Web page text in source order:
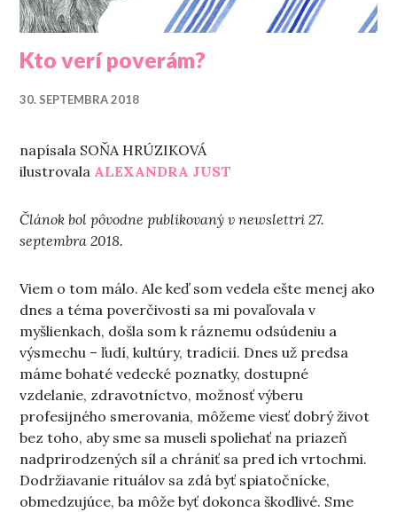
Kto verí poverám?
30. SEPTEMBRA 2018
napísala SOŇA HRÚZIKOVÁ
ilustrovala ALEXANDRA JUST
Článok bol pôvodne publikovaný v newslettri 27.
septembra 2018.
Viem o tom málo. Ale keď som vedela ešte menej ako
dnes a téma poverčivosti sa mi povaľovala v
myšlienkach, došla som k ráznemu odsúdeniu a
výsmechu – ľudí, kultúry, tradícií. Dnes už predsa
máme bohaté vedecké poznatky, dostupné
vzdelanie, zdravotníctvo, možnosť výberu
profesijného smerovania, môžeme viesť dobrý život
bez toho, aby sme sa museli spoliehať na priazeň
nadprirodzených síl a chrániť sa pred ich vrtochmi.
Dodržiavanie rituálov sa zdá byť spiatočnícke,
obmedzujúce, ba môže byť dokonca škodlivé. Sme